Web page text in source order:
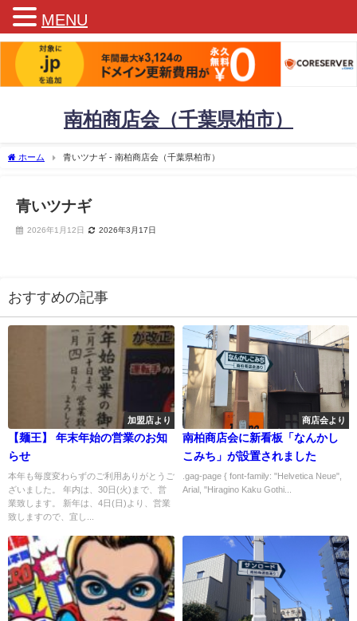
南柏商店会（千葉県柏市）
ホーム 青いツナギ - 南柏商店会（千葉県柏市）
青いツナギ
2026年1月12日 2026年3月17日
おすすめの記事
加盟店より
【麺王】 年末年始の営業のお知
らせ
本年も毎度変わらずのご利用ありがとうご
ざいました。 年内は、30日(火)まで、営
業致します。 新年は、4日(日)より、営業
致しますので、宜し...
商店会より
南柏商店会に新看板「なんかし
こみち」が設置されました
.gag-page { font-family: "Helvetica Neue",
Arial, "Hiragino Kaku Gothi...
MENU